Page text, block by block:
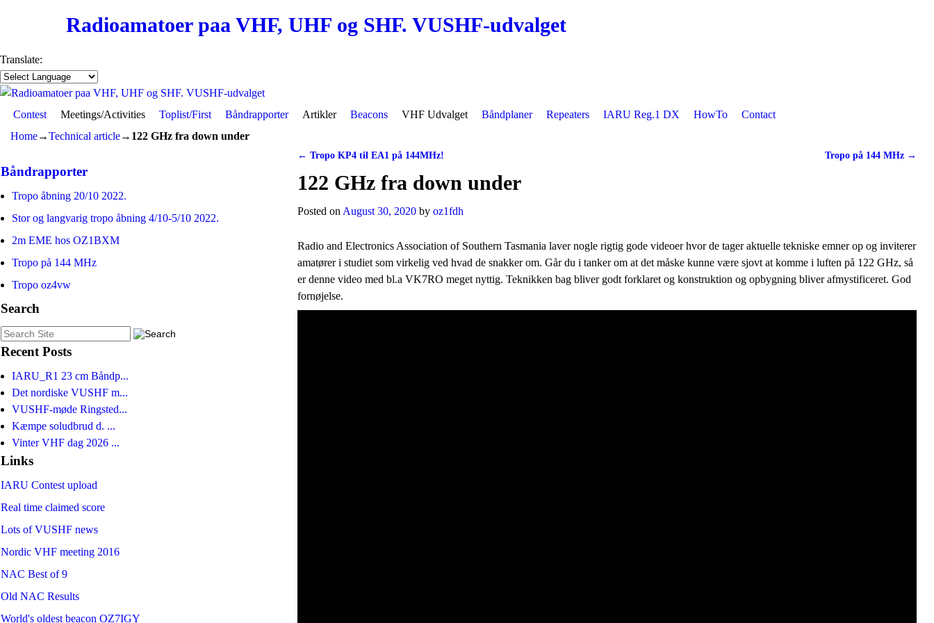
Radioamatoer paa VHF, UHF og SHF. VUSHF-udvalget
Translate:
Skip to primary content
Skip to secondary content
Contest Meetings/Activities Toplist/First Båndrapporter Artikler Beacons VHF Udvalget Båndplaner Repeaters IARU Reg.1 DX HowTo
Contact
Home→Technical article→ 122 GHz fra down under
Båndrapporter
Tropo åbning 20/10 2022.
Stor og langvarig tropo åbning 4/10-5/10 2022.
2m EME hos OZ1BXM
Tropo på 144 MHz
Tropo oz4vw
Search
Recent Posts
IARU_R1 23 cm Båndp...
Det nordiske VUSHF m...
VUSHF-møde Ringsted...
Kæmpe soludbrud d. ...
Vinter VHF dag 2026 ...
Links
IARU Contest upload
Real time claimed score
Lots of VUSHF news
Nordic VHF meeting 2016
NAC Best of 9
Old NAC Results
World's oldest beacon OZ7IGY
Post navigation
← Tropo KP4 til EA1 på 144MHz! Tropo på 144 MHz →
122 GHz fra down under
Posted on August 30, 2020 byoz1fdh
Radio and Electronics Association of Southern Tasmania laver nogle rigtig gode videoer hvor de tager aktuelle tekniske emner op og inviterer
amatører i studiet som virkelig ved hvad de snakker om. Går du i tanker om at det måske kunne være sjovt at komme i luften på 122 GHz, så
er denne video med bl.a VK7RO meget nyttig. Teknikken bag bliver godt forklaret og konstruktion og opbygning bliver afmystificeret. God
fornøjelse.